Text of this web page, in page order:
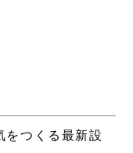
をつくる最新設